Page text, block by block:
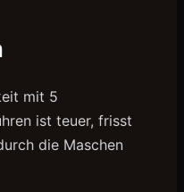
mit 5
ist teuer, frisst
die Maschen